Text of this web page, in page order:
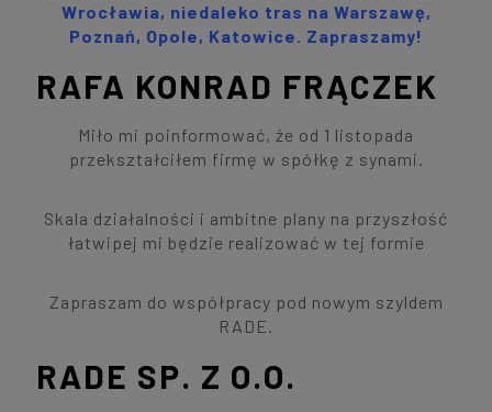
Wrocławia, niedaleko tras na Warszawę,
Poznań, Opole, Katowice. Zapraszamy!
RAFA KONRAD FRĄCZEK
Miło mi poinformować, że od 1 listopada
przekształciłem firmę w spółkę z synami.
Skala działalności i ambitne plany na przyszłość
łatwipej mi będzie realizować w tej formie
Zapraszam do współpracy pod nowym szyldem
RADE.
RADE SP. Z O.O.